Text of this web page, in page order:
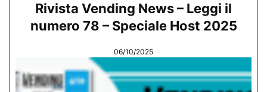
Rivista Vending News – Leggi il
numero 78 – Speciale Host 2025
06/10/2025